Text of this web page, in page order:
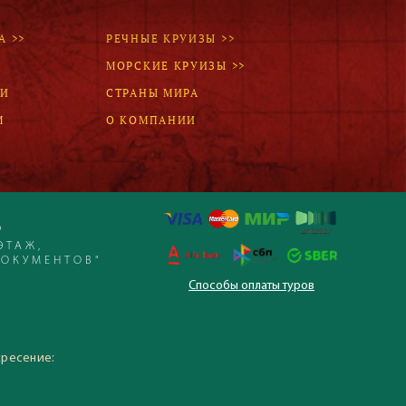
>>
РЕЧНЫЕ КРУИЗЫ >>
МОРСКИЕ КРУИЗЫ >>
СТРАНЫ МИРА
О КОМПАНИИ
Способы оплаты туров